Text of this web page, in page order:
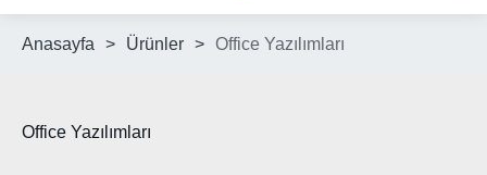
Anasayfa > Ürünler > Office Yazılımları
Office Yazılımları